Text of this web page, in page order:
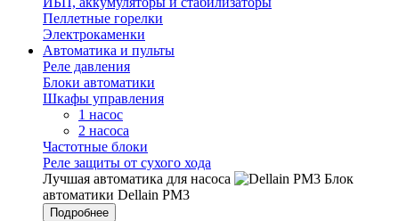
Пеллетные горелки
Электрокаменки
Автоматика и пульты
Реле давления
Блоки автоматики
Шкафы управления
1 насос
2 насоса
Частотные блоки
Реле защиты от сухого хода
Лучшая автоматика для насоса
Блок
автоматики Dellain PM3
Подробнее